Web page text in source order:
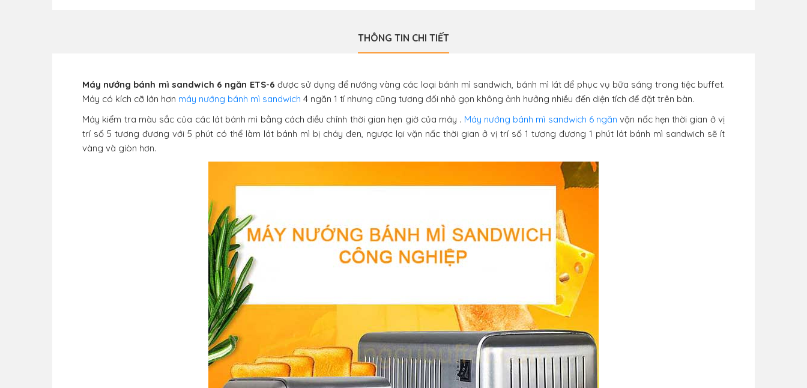
THÔNG TIN CHI TIẾT
Máy nướng bánh mì sandwich 6 ngăn ETS-6 được sử dụng để nướng vàng các loại bánh mì sandwich, bánh mì lát để phục vụ bữa sáng trong tiệc buffet.
Máy có kích cỡ lớn hơn máy nướng bánh mì sandwich 4 ngăn 1 tí nhưng cũng tương đối nhỏ gọn không ảnh hưởng nhiều đến diện tích để đặt trên bàn.
Máy kiểm tra màu sắc của các lát bánh mì bằng cách điều chỉnh thời gian hẹn giờ của máy . Máy nướng bánh mì sandwich 6 ngăn vặn nấc hẹn thời gian ở vị
trí số 5 tương đương với 5 phút có thể làm lát bánh mì bị cháy đen, ngược lại vặn nấc thời gian ở vị trí số 1 tương đương 1 phút lát bánh mì sandwich sẽ ít
vàng và giòn hơn.